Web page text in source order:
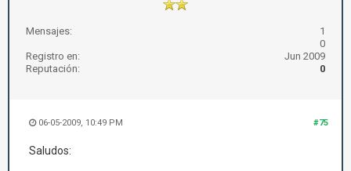
Mensajes:
1
0
Registro en:
Jun 2009
Reputación:
0
#75
06-05-2009, 10:49 PM
Saludos: